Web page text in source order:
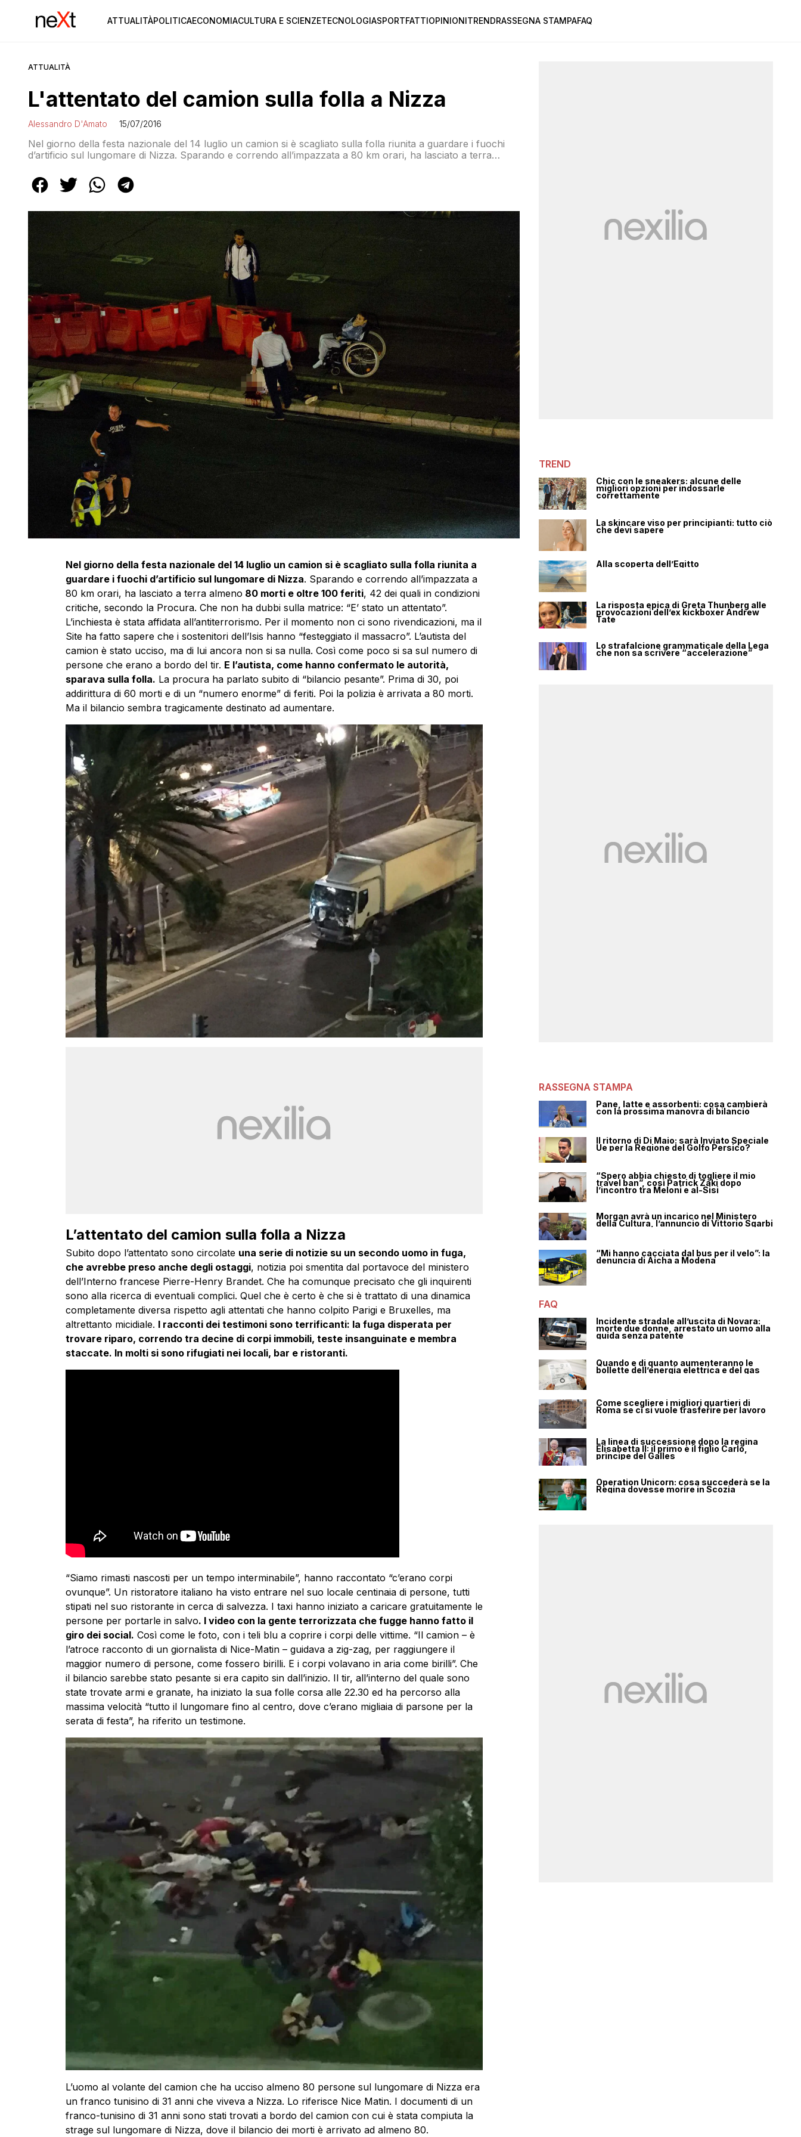
ATTUALITÀPOLITICAECONOMIACULTURA E SCIENZETECNOLOGIASPORTFATTIOPINIONITRENDRASSEGNA STAMPAFAQ
ATTUALITÀ
L'attentato del camion sulla folla a Nizza
Alessandro D'Amato 15/07/2016
Nel giorno della festa nazionale del 14 luglio un camion si è scagliato sulla folla riunita a guardare i fuochi
d’artificio sul lungomare di Nizza. Sparando e correndo all’impazzata a 80 km orari, ha lasciato a terra
Nel giorno della festa nazionale del 14 luglio un camion si è scagliato sulla folla riunita a
guardare i fuochi d’artificio sul lungomare di Nizza. Sparando e correndo all’impazzata a
80 km orari, ha lasciato a terra almeno 80 morti e oltre 100 feriti, 42 dei quali in condizioni
critiche, secondo la Procura. Che non ha dubbi sulla matrice: “E’ stato un attentato”.
L’inchiesta è stata affidata all’antiterrorismo. Per il momento non ci sono rivendicazioni, ma il
Site ha fatto sapere che i sostenitori dell’Isis hanno “festeggiato il massacro”. L’autista del
camion è stato ucciso, ma di lui ancora non si sa nulla. Così come poco si sa sul numero di
persone che erano a bordo del tir. E l’autista, come hanno confermato le autorità,
sparava sulla folla. La procura ha parlato subito di “bilancio pesante”. Prima di 30, poi
addirittura di 60 morti e di un “numero enorme” di feriti. Poi la polizia è arrivata a 80 morti.
Ma il bilancio sembra tragicamente destinato ad aumentare.
L’attentato del camion sulla folla a Nizza
Subito dopo l’attentato sono circolate una serie di notizie su un secondo uomo in fuga,
che avrebbe preso anche degli ostaggi, notizia poi smentita dal portavoce del ministero
dell’Interno francese Pierre-Henry Brandet. Che ha comunque precisato che gli inquirenti
sono alla ricerca di eventuali complici. Quel che è certo è che si è trattato di una dinamica
completamente diversa rispetto agli attentati che hanno colpito Parigi e Bruxelles, ma
altrettanto micidiale. I racconti dei testimoni sono terrificanti: la fuga disperata per
trovare riparo, correndo tra decine di corpi immobili, teste insanguinate e membra
staccate. In molti si sono rifugiati nei locali, bar e ristoranti.
“Siamo rimasti nascosti per un tempo interminabile”, hanno raccontato “c’erano corpi
ovunque”. Un ristoratore italiano ha visto entrare nel suo locale centinaia di persone, tutti
stipati nel suo ristorante in cerca di salvezza. I taxi hanno iniziato a caricare gratuitamente le
persone per portarle in salvo. I video con la gente terrorizzata che fugge hanno fatto il
giro dei social. Così come le foto, con i teli blu a coprire i corpi delle vittime. “Il camion – è
l’atroce racconto di un giornalista di Nice-Matin – guidava a zig-zag, per raggiungere il
maggior numero di persone, come fossero birilli. E i corpi volavano in aria come birilli”. Che
il bilancio sarebbe stato pesante si era capito sin dall’inizio. Il tir, all’interno del quale sono
state trovate armi e granate, ha iniziato la sua folle corsa alle 22.30 ed ha percorso alla
massima velocità “tutto il lungomare fino al centro, dove c’erano migliaia di parsone per la
serata di festa”, ha riferito un testimone.
L’uomo al volante del camion che ha ucciso almeno 80 persone sul lungomare di Nizzaera
un franco tunisino di 31 anni che viveva a Nizza. Lo riferisce Nice Matin. I documenti di un
franco-tunisino di 31 anni sono stati trovati a bordo del camion con cui è stata compiuta la
strage sul lungomare di Nizza, dove il bilancio dei morti è arrivato ad almeno 80.
TREND
Chic con le sneakers: alcune delle
migliori opzioni per indossarle
correttamente
La skincare viso per principianti: tutto ciò
che devi sapere
Alla scoperta dell’Egitto
La risposta epica di Greta Thunberg alle
provocazioni dell’ex kickboxer Andrew
Tate
Lo strafalcione grammaticale della Lega
che non sa scrivere “accelerazione”
RASSEGNA STAMPA
Pane, latte e assorbenti: cosa cambierà
con la prossima manovra di bilancio
Il ritorno di Di Maio: sarà Inviato Speciale
Ue per la Regione del Golfo Persico?
“Spero abbia chiesto di togliere il mio
travel ban”, così Patrick Zaki dopo
l’incontro tra Meloni e al-Sisi
Morgan avrà un incarico nel Ministero
della Cultura, l’annuncio di Vittorio Sgarbi
“Mi hanno cacciata dal bus per il velo”: la
denuncia di Aicha a Modena
FAQ
Incidente stradale all’uscita di Novara:
morte due donne, arrestato un uomo alla
guida senza patente
Quando e di quanto aumenteranno le
bollette dell’energia elettrica e del gas
Come scegliere i migliori quartieri di
Roma se ci si vuole trasferire per lavoro
La linea di successione dopo la regina
Elisabetta II: il primo è il figlio Carlo,
principe del Galles
Operation Unicorn: cosa succederà se la
Regina dovesse morire in Scozia